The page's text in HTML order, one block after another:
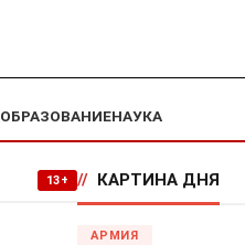
ОБРАЗОВАНИЕНАУКА
13+ // КАРТИНА ДНЯ
АРМИЯ